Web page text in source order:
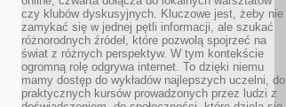
czy klubów dyskusyjnych. Kluczowe jest, żeby nie
zamykać się w jednej pętli informacji, ale szukać
różnorodnych źródeł, które pozwolą spojrzeć na
świat z różnych perspektyw. W tym kontekście
ogromną rolę odgrywa internet. To dzięki niemu
mamy dostęp do wykładów najlepszych uczelni, do
praktycznych kursów prowadzonych przez ludzi z